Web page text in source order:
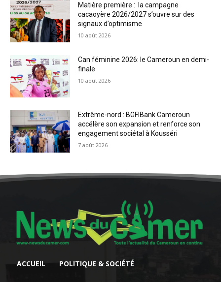
Matière première : la campagne
cacaoyère 2026/2027 s’ouvre sur des
signaux d’optimisme
10 août 2026
Can féminine 2026: le Cameroun en demi-
finale
10 août 2026
Extrême-nord : BGFIBank Cameroun
accélère son expansion et renforce son
engagement sociétal à Kousséri
7 août 2026
ACCUEIL POLITIQUE & SOCIÉTÉ